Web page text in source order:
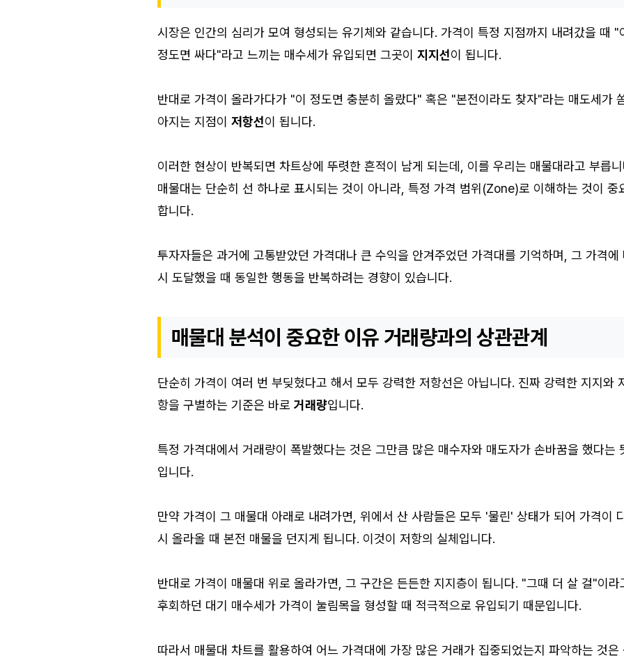
시장은 인간의 심리가 모여 형성되는 유기체와 같습니다. 가격이 특정 지점까지 내려갔을 때 "
정도면 싸다"라고 느끼는 매수세가 유입되면 그곳이 지지선이 됩니다.
반대로 가격이 올라가다가 "이 정도면 충분히 올랐다" 혹은 "본전이라도 찾자"라는 매도세가
아지는 지점이 저항선이 됩니다.
이러한 현상이 반복되면 차트상에 뚜렷한 흔적이 남게 되는데, 이를 우리는 매물대라고 부릅
매물대는 단순히 선 하나로 표시되는 것이 아니라, 특정 가격 범위(Zone)로 이해하는 것이 중
합니다.
투자자들은 과거에 고통받았던 가격대나 큰 수익을 안겨주었던 가격대를 기억하며, 그 가격에
시 도달했을 때 동일한 행동을 반복하려는 경향이 있습니다.
매물대 분석이 중요한 이유 거래량과의 상관관계
단순히 가격이 여러 번 부딪혔다고 해서 모두 강력한 저항선은 아닙니다. 진짜 강력한 지지와
항을 구별하는 기준은 바로 거래량입니다.
특정 가격대에서 거래량이 폭발했다는 것은 그만큼 많은 매수자와 매도자가 손바꿈을 했다는
입니다.
만약 가격이 그 매물대 아래로 내려가면, 위에서 산 사람들은 모두 '물린' 상태가 되어 가격이
시 올라올 때 본전 매물을 던지게 됩니다. 이것이 저항의 실체입니다.
반대로 가격이 매물대 위로 올라가면, 그 구간은 든든한 지지층이 됩니다. "그때 더 살 걸"이라
후회하던 대기 매수세가 가격이 눌림목을 형성할 때 적극적으로 유입되기 때문입니다.
따라서 매물대 차트를 활용하여 어느 가격대에 가장 많은 거래가 집중되었는지 파악하는 것은